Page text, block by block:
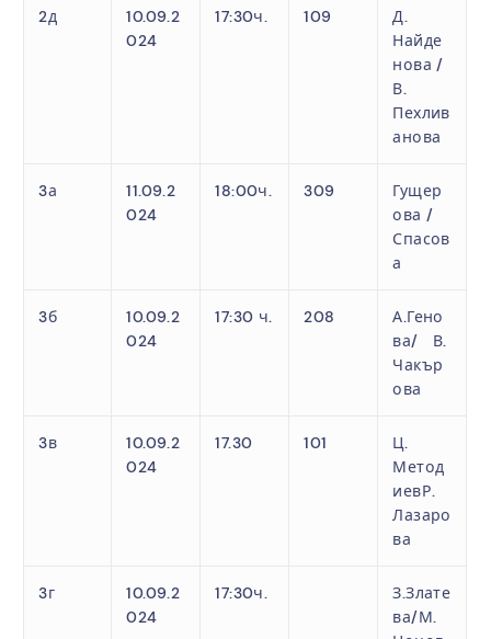
2д
10.09.2
024
17:30ч. 109
Д.
Найде
нова /
В.
Пехлив
анова
3а
11.09.2
024
18:00ч. 309
Гущер
ова /
Спасов
а
3б
10.09.2
024
17:30 ч. 208
А.Гено
ва/ В.
Чакър
ова
3в
10.09.2
024
17.30 101
Ц.
Метод
иевР.
Лазаро
ва
3г
10.09.2
024
17:30ч.
З.Злате
ва/М.